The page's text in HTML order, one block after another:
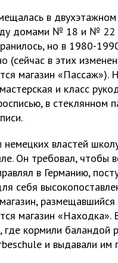
в
домами № 18 и № 22
но в 1980-
(сейчас в этих
магазин
и класс
в стеклянном
властей
Он требовал, чтобы
в Германию,
себя
магазин
где кормили
и выдавали им